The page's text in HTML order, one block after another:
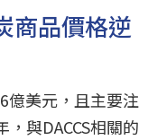
商品價格逆
億美元，且主要注
與DACCS相關的